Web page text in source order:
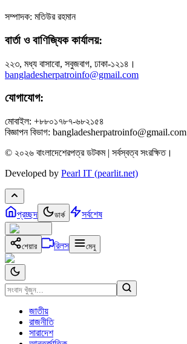
সম্পাদক: মতিউর রহমান
বার্তা ও বাণিজ্যিক কার্যালয়:
২২৩, মধ্য বাসাবো, সবুজবাগ, ঢাকা-১২১৪।
bangladesherpatroinfo@gmail.com
যোগাযোগ:
মোবাইল: +৮৮০১৭৮৭-৬৮২১৫৪
বিজ্ঞাপন বিভাগ: bangladesherpatroinfo@gmail.com
© ২০২৬ বাংলাদেশেরপত্র ডটকম | সর্বস্বত্ব সংরক্ষিত।
Developed by Pearl IT (pearlit.net)
প্রচ্ছদ ডার্ক সর্বশেষ
শেয়ার রিলস মেনু
জাতীয়
রাজনীতি
সারাদেশ